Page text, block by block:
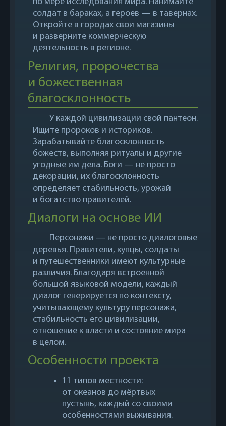
солдат в бараках, а героев — в тавернах.
Откройте в городах свои магазины
и разверните коммерческую
деятельность в регионе.
Религия, пророчества
и божественная
благосклонность
У каждой цивилизации свой пантеон.
Ищите пророков и историков.
Зарабатывайте благосклонность
божеств, выполняя ритуалы и другие
угодные им дела. Боги — не просто
декорации, их благосклонность
определяет стабильность, урожай
и богатство правителей.
Диалоги на основе ИИ
Персонажи — не просто диалоговые
деревья. Правители, купцы, солдаты
и путешественники имеют культурные
различия. Благодаря встроенной
большой языковой модели, каждый
диалог генерируется по контексту,
учитывающему культуру персонажа,
стабильность его цивилизации,
отношение к власти и состояние мира
в целом.
Особенности проекта
11 типов местности:
от океанов до мёртвых
пустынь, каждый со своими
особенностями выживания.